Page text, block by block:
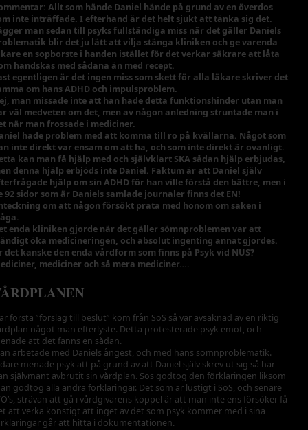
Allt som hände Daniel hände på grund av en överdos
inte inträffade. I efterhand är det helt sjukt att tänka sig det.
man sedan till psyks fullständiga miss när det gäller Daniels
blir det ju lätt att vilja stänga kliniken och ge varenda
en sopborste i handen istället för det verkar säkrare att låta
handskas med sådana än med recept.
egentligen är det ingen miss som skett för alla läkare skriver det
om hans ADHD och impulsproblem.
man missade inte att han hade detta funktionshinder utan man
väl medveten om det, men av någon anledning struntade man i
när man frossade i mediciner.
hade problem med att komma till ro på kvällarna. Något som
inte direkt var ensam om att ha, och som inte direkt är ovanligt.
kan man få hjälp med och självklart SKA sådan hjälp erbjudas,
denna hjälp erbjöds inte Daniel. Faktum är att Daniel själv
hjälp om sin ADHD för han ville förstå den bättre, men i
92 sidor som är Daniels samlade journaler finns det EN!
om att någon försökt prata med honom om saken i
enda kliniken gjorde när det gäller sömnproblemen var att
öka medicineringen, och absolut ingenting annat gjordes.
det kanske den enda vårdform som finns på Psyk vid NUS?
mediciner och så mera mediciner….
första ”förslag till beslut” kom från SoS så var avsaknad av en riktig
något man efterlyste. Detta protesterade psyk emot, och
att det fanns en sådan.
arbetade med Daniels ångest, och med hans sömnproblematik.
menade psyk att på grund av att Daniel själv skrev ut sig så har
självmant avbrutit sin vårdplan. Sos godtog den förklaringen liksom
godtog alla andra förklaringar. Det som är lustigt i SoS, och senare
strävan att gå i vårdgivarens koppel är att man inte ens försöker få
att verka konstigt att inget av det som psyk kommer med i sina
går att hitta i dokumentationen.